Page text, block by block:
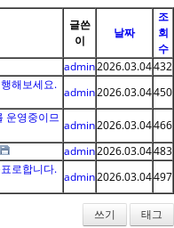
글쓴
이
날짜
조
회
수
admin2026.03.04432
해보세요.
admin2026.03.04450
운영중이므
admin2026.03.04466
admin2026.03.04483
로합니다.
admin2026.03.04497
쓰기 태그